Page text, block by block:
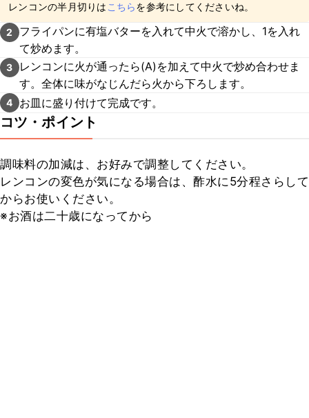
レンコンの半月切りは こちらを参考にしてくださいね。
2
フライパンに有塩バターを入れて中火で溶かし、1を入れ
て炒めます。
3
レンコンに火が通ったら(A)を加えて中火で炒め合わせま
す。全体に味がなじんだら火から下ろします。
4 お皿に盛り付けて完成です。
コツ・ポイント
調味料の加減は、お好みで調整してください。
レンコンの変色が気になる場合は、酢水に5分程さらして
からお使いください。
※お酒は二十歳になってから